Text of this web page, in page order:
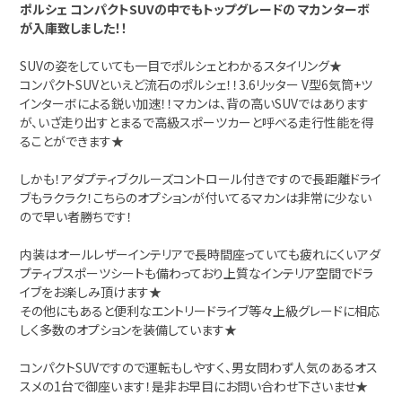
ポルシェ コンパクトSUVの中でもトップグレードの マカンターボ
が入庫致しました！！
SUVの姿をしていても一目でポルシェとわかるスタイリング★
コンパクトSUVといえど流石のポルシェ！！3.6リッター V型6気筒+ツ
インターボによる鋭い加速！！マカンは、背の高いSUVではあります
が、いざ走り出すとまるで高級スポーツカーと呼べる走行性能を得
ることができます★
しかも！アダプティブクルーズコントロール付きですので長距離ドライ
ブもラクラク！こちらのオプションが付いてるマカンは非常に少ない
ので早い者勝ちです！
内装はオールレザーインテリアで長時間座っていても疲れにくいアダ
プティブスポーツシートも備わっており上質なインテリア空間でドラ
イブをお楽しみ頂けます★
その他にもあると便利なエントリードライブ等々上級グレードに相応
しく多数のオプションを装備しています★
コンパクトSUVですので運転もしやすく、男女問わず人気のあるオス
スメの1台で御座います！是非お早目にお問い合わせ下さいませ★